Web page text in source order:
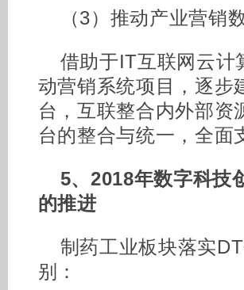
（3）推动产业营销
借助于IT互联网云计
动营销系统项目，逐步
台，互联整合内外部资
台的整合与统一，全面
5、2018年数字科
的推进
制药工业板块落实
别：